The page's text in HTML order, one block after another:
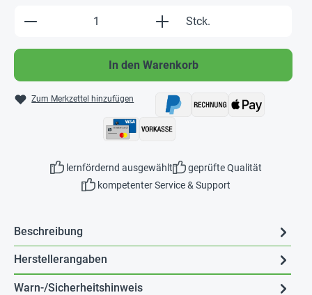
Produkt Anzahl: Gib den gewünschten
Stck.
In den Warenkorb
Zum Merkzettel hinzufügen
lernfördernd ausgewählt
geprüfte Qualität
kompetenter Service & Support
Beschreibung
Herstellerangaben
Warn-/Sicherheitshinweis